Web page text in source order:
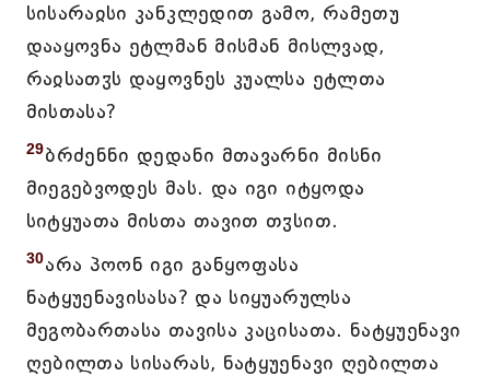
სისარაჲსი კანკლედით გამო, რამეთუ
დააყოვნა ეტლმან მისმან მისლვად,
რაჲსათჳს დაყოვნეს კუალსა ეტლთა
მისთასა?
29ბრძენნი დედანი მთავარნი მისნი
მიეგებვოდეს მას. და იგი იტყოდა
სიტყუათა მისთა თავით თჳსით.
30არა პოონ იგი განყოფასა
ნატყუენავისასა? და სიყუარულსა
მეგობართასა თავისა კაცისათა. ნატყუენავი
ღებილთა სისარას, ნატყუენავი ღებილთა